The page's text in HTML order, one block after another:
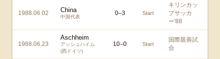
1988.06.02 China
中国代表
0–3 Start
キリンカッ
プサッカ
ー'88
1988.06.23
Aschheim
アッシュハイム
(西ドイツ)
10–0 Start
国際親善試
合